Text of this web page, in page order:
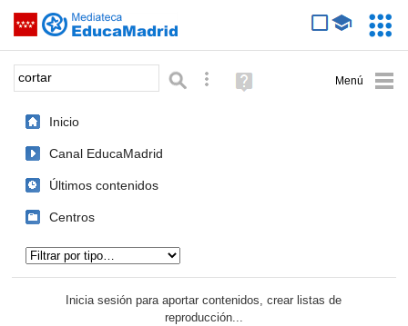
Saltar navegación
Palabra o frase: Búsqueda avanzada
Ayuda
(en
Inicio
Canal EducaMadrid
Últimos contenidos
Centros
Inicia sesión para aportar contenidos, crear listas de
reproducción...